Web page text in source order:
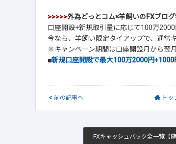
>>>>>外為どっとコム×羊飼いのFXブロ
口座開設+新規取引量に応じて100万
今なら、羊飼い限定タイアップで、通常
※キャンペーン期間は口座開設月から翌
■新規口座開設で最大100万2000円
前の記事へ トッ
FXキャッシュバック全一覧【随